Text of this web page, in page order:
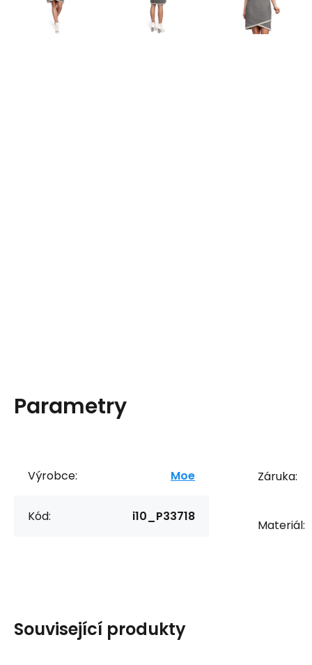
Parametry
Výrobce: Moe
Kód: i10_P33718
Záruka:
Materiál:
Související produkty